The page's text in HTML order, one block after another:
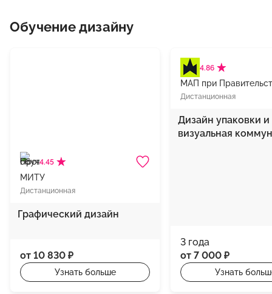
Обучение дизайну
4.45
МИТУ
Дистанционная
Графический дизайн
от 10 830 ₽
Узнать больше
4.86
Дистанционная
Дизайн упаковки и
визуальная
3 года
от 7 000 ₽
Узнать